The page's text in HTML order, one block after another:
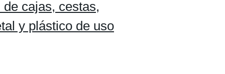
cajas, cestas,
y plástico de uso